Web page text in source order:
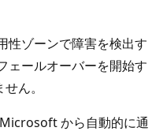
性ゾーンで障害を検出す
ェールオーバーを開始す
ん。
から自動的に通